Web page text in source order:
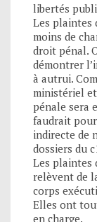
libertés
Les plaintes
moins de
droit pénal.
démontrer
à autrui.
ministériel
pénale sera
faudrait
indirecte de
dossiers du
Les plaintes
relèvent de
corps
Elles ont
en charge.